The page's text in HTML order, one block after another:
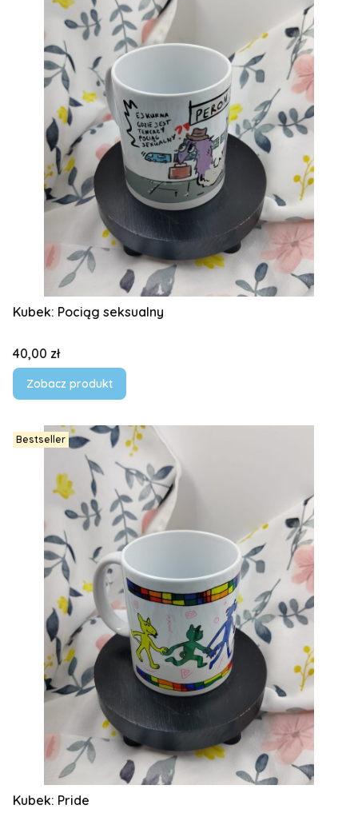
Kubek: Pociąg seksualny
Cena
40,00 zł
Zobacz produkt
Bestseller
Kubek: Pride